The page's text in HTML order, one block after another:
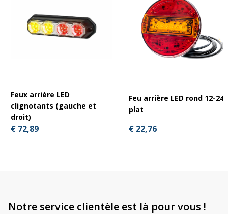
Feux arrière LED
clignotants (gauche et
droit)
€ 72,89
Feu arrière LED rond 12-24V
plat
€ 22,76
Notre service clientèle est là pour vous !